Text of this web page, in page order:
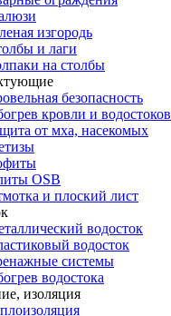
изгородь
и лаги
на столбы
безопасность
кровли и водостоков
от мха, насекомых
OSB
и плоский лист
водосток
водосток
системы
водостока
изоляция